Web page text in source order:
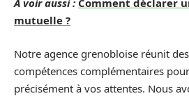
A voir aussi : Comment déclarer
mutuelle ?
Notre agence grenobloise réunit
compétences complémentaires
précisément à vos attentes. Nous